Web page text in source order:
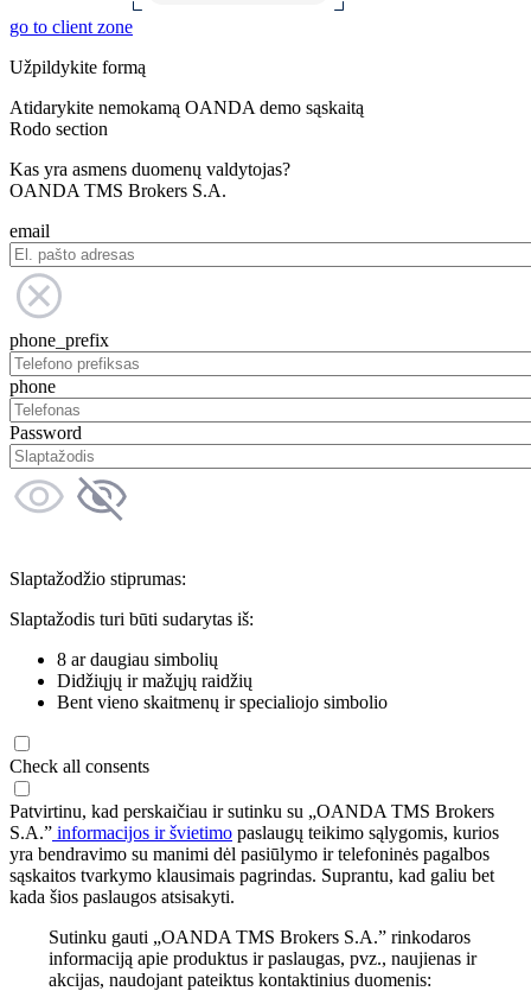
go to client zone
Užpildykite formą
Atidarykite nemokamą OANDA demo sąskaitą
Rodo section
Kas yra asmens duomenų valdytojas?
OANDA TMS Brokers S.A.
email
phone_prefix
phone
Password
Slaptažodžio stiprumas:
Slaptažodis turi būti sudarytas iš:
8 ar daugiau simbolių
Didžiųjų ir mažųjų raidžių
Bent vieno skaitmenų ir specialiojo simbolio
Check all consents
Patvirtinu, kad perskaičiau ir sutinku su „OANDA TMS Brokers
S.A.” informacijos ir švietimo paslaugų teikimo sąlygomis, kurios
yra bendravimo su manimi dėl pasiūlymo ir telefoninės pagalbos
sąskaitos tvarkymo klausimais pagrindas. Suprantu, kad galiu bet
kada šios paslaugos atsisakyti.
Sutinku gauti „OANDA TMS Brokers S.A.” rinkodaros
informaciją apie produktus ir paslaugas, pvz., naujienas ir
akcijas, naudojant pateiktus kontaktinius duomenis: